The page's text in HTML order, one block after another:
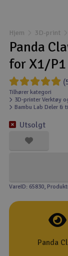
Droner
Droner
Fly
Motor
Outlet
Hjem 3D-print
Panda
for X1/P1
Tilhører kategori
3D-printer Verktøy
Bambu Lab Deler &
Utsolgt
VareID: 65830,
Panda